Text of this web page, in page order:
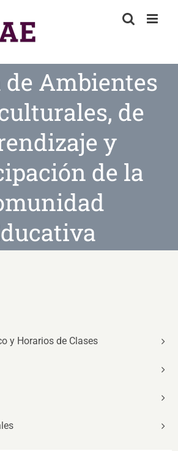
Ambientes
de
y
de la
y Horarios de Clases